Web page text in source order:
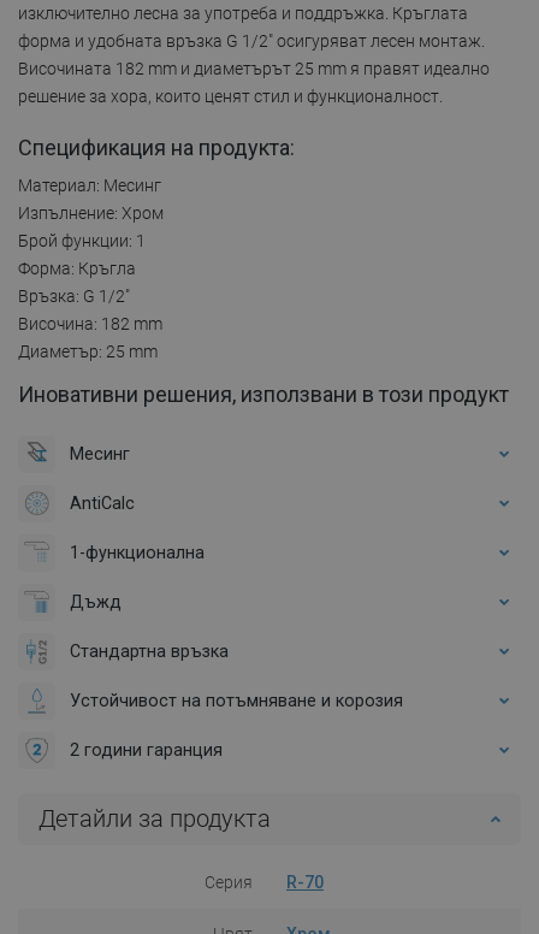
изключително лесна за употреба и поддръжка. Кръглата
форма и удобната връзка G 1/2" осигуряват лесен монтаж.
Височината 182 mm и диаметърът 25 mm я правят идеално
решение за хора, които ценят стил и функционалност.
Спецификация на продукта:
Материал: Месинг
Изпълнение: Хром
Брой функции: 1
Форма: Кръгла
Връзка: G 1/2"
Височина: 182 mm
Диаметър: 25 mm
Иновативни решения, използвани в този продукт
Месинг
AntiCalc
1-функционална
Дъжд
Стандартна връзка
Устойчивост на потъмняване и корозия
2 години гаранция
Детайли за продукта
Серия R-70